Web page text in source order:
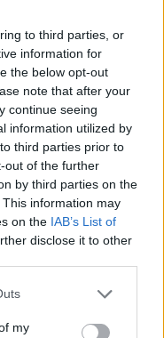
to third parties, or
information for
the below opt-out
note that after your
continue seeing
information utilized by
third parties prior to
out of the further
by third parties on the
This information may
on the IAB’s List of
disclose it to other
one or more Google
You may click to
my
από την Ελλάδα
στο